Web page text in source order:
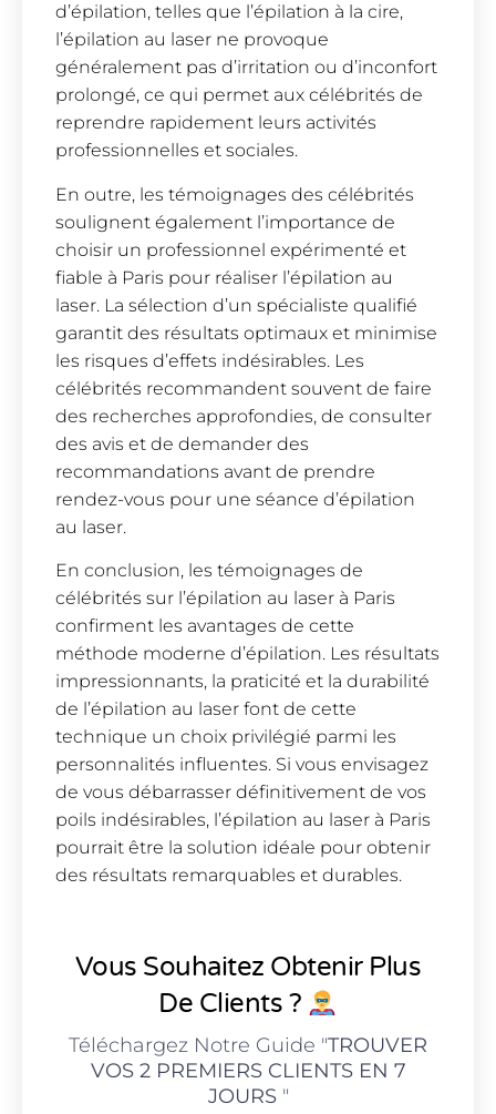
d’épilation, telles que l’épilation à la cire,
l’épilation au laser ne provoque
généralement pas d’irritation ou d’inconfort
prolongé, ce qui permet aux célébrités de
reprendre rapidement leurs activités
professionnelles et sociales.
En outre, les témoignages des célébrités
soulignent également l’importance de
choisir un professionnel expérimenté et
fiable à Paris pour réaliser l’épilation au
laser. La sélection d’un spécialiste qualifié
garantit des résultats optimaux et minimise
les risques d’effets indésirables. Les
célébrités recommandent souvent de faire
des recherches approfondies, de consulter
des avis et de demander des
recommandations avant de prendre
rendez-vous pour une séance d’épilation
au laser.
En conclusion, les témoignages de
célébrités sur l’épilation au laser à Paris
confirment les avantages de cette
méthode moderne d’épilation. Les résultats
impressionnants, la praticité et la durabilité
de l’épilation au laser font de cette
technique un choix privilégié parmi les
personnalités influentes. Si vous envisagez
de vous débarrasser définitivement de vos
poils indésirables, l’épilation au laser à Paris
pourrait être la solution idéale pour obtenir
des résultats remarquables et durables.
Vous Souhaitez Obtenir Plus
De Clients ?
Téléchargez Notre Guide "TROUVER
VOS 2 PREMIERS CLIENTS EN 7
JOURS"